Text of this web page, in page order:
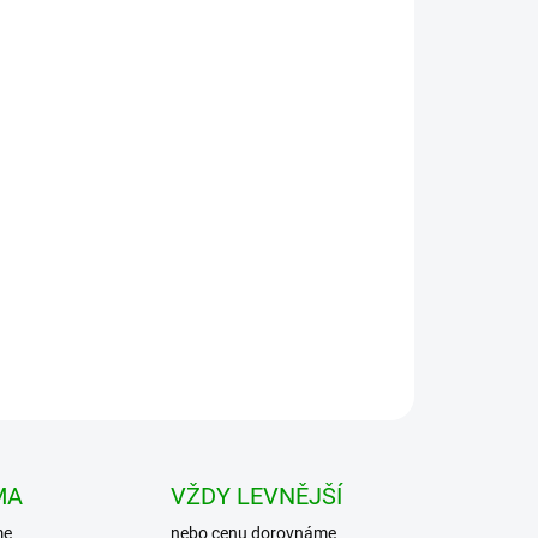
VŽDY LEVNĚJŠÍ
nebo cenu dorovnáme